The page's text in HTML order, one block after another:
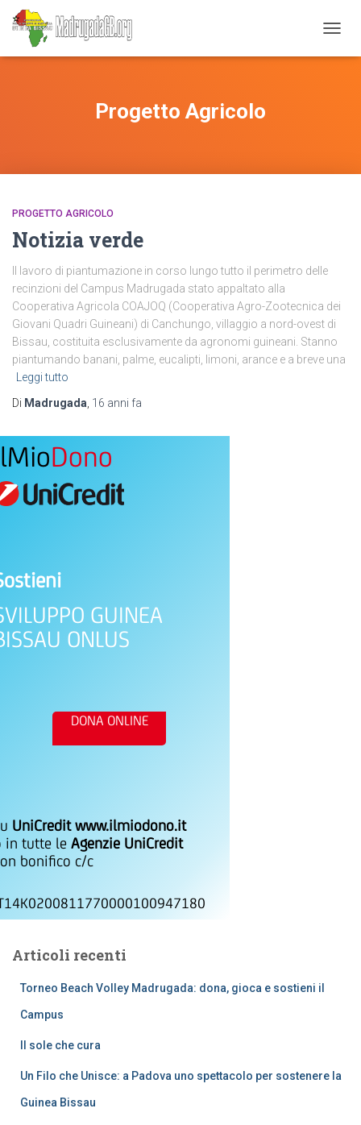
Progetto Agricolo
PROGETTO AGRICOLO
Notizia verde
Il lavoro di piantumazione in corso lungo tutto il perimetro delle
recinzioni del Campus Madrugada stato appaltato alla
Cooperativa Agricola COAJOQ (Cooperativa Agro-Zootecnica dei
Giovani Quadri Guineani) di Canchungo, villaggio a nord-ovest di
Bissau, costituita esclusivamente da agronomi guineani. Stanno
piantumando banani, palme, eucalipti, limoni, arance e a breve una
Leggi tutto
Di Madrugada 16 anni fa
GUINEA
ONLUS
UniCredit www.ilmiodono.it
in tutte le Agenzie UniCredit
bonifico c/c
DONA ONLINE
Dono
Articoli recenti
Torneo Beach Volley Madrugada: dona, gioca e sostieni il
Campus
Il sole che cura
Un Filo che Unisce: a Padova uno spettacolo per sostenere la
Guinea Bissau